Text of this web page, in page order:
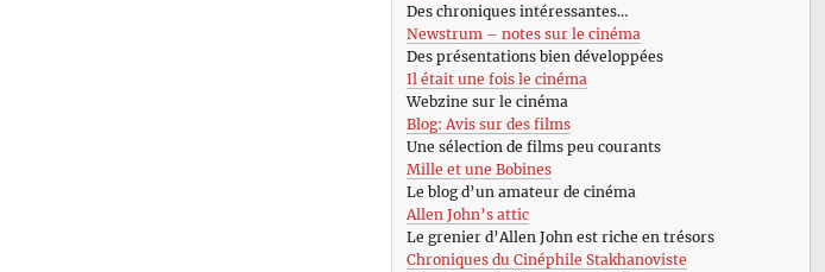
Des chroniques intéressantes…
Newstrum – notes sur le cinéma
Des présentations bien développées
Il était une fois le cinéma
Webzine sur le cinéma
Blog: Avis sur des films
Une sélection de films peu courants
Mille et une Bobines
Le blog d’un amateur de cinéma
Allen John’s attic
Le grenier d’Allen John est riche en trésors
Chroniques du Cinéphile Stakhanoviste